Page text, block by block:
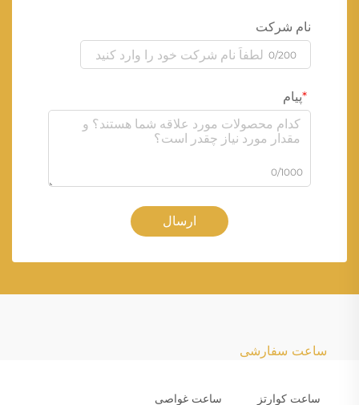
نام شرکت
0/200
پیام
0/1000
ارسال
ساعت سفارشی
ساعت کوارتز ساعت غواصی